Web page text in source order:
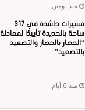
منذ يومين
مسيرات حاشدة في 317
ساحة بالحديدة تأييدًا لمعادلة
“الحصار بالحصار والتصعيد
بالتصعيد”
منذ 6 أيام